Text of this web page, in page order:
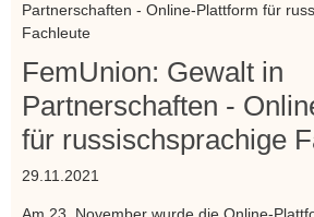
Partnerschaften - Online-Plattform für
Fachleute
FemUnion: Gewalt in
Partnerschaften -
für russischsprachige
29.11.2021
Am 23. November wurde die Online-